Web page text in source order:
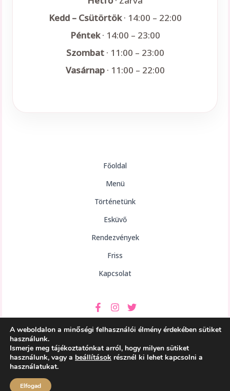
Kedd – Csütörtök· 14:00 – 22:00
Péntek· 14:00 – 23:00
Szombat· 11:00 – 23:00
Vasárnap· 11:00 – 22:00
Főoldal
Menü
Történetünk
Esküvő
Rendezvények
Friss
Kapcsolat
Copyright © 2026 aHely Étterem
A weboldalon a minőségi felhasználói élmény érdekében sütiket
használunk.
Ismerje meg tájékoztatónkat arról, hogy milyen sütiket
használunk, vagy a beállítások résznél ki lehet kapcsolni a
használatukat.
Elfogad